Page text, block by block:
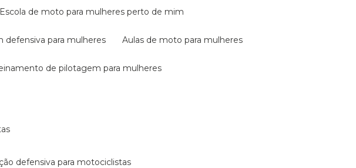
escola de moto para mulheres perto de mim
defensiva para mulheres aulas de moto para mulheres
de pilotagem para mulheres
defensiva para motociclistas